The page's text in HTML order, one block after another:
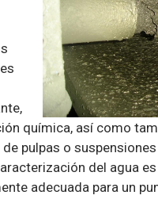
química, así como
pulpas o
del agua
adecuada para un